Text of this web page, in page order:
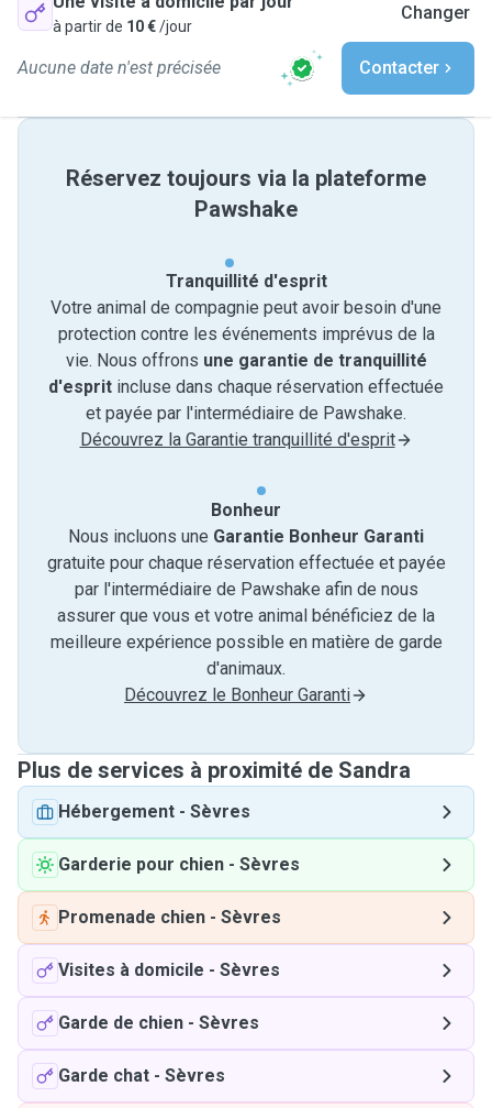
à partir de 10 €/jour
Changer
Aucune date n'est précisée Contacter
Réservez toujours via la plateforme
Pawshake
Tranquillité d'esprit
Votre animal de compagnie peut avoir besoin d'une
protection contre les événements imprévus de la
vie. Nous offrons une garantie de tranquillité
d'esprit incluse dans chaque réservation effectuée
et payée par l'intermédiaire de Pawshake.
Découvrez la Garantie tranquillité d'esprit
Bonheur
Nous incluons une Garantie Bonheur Garanti
gratuite pour chaque réservation effectuée et payée
par l'intermédiaire de Pawshake afin de nous
assurer que vous et votre animal bénéficiez de la
meilleure expérience possible en matière de garde
d'animaux.
Découvrez le Bonheur Garanti
Plus de services à proximité de Sandra
Hébergement - Sèvres
Garderie pour chien - Sèvres
Promenade chien - Sèvres
Visites à domicile - Sèvres
Garde de chien - Sèvres
Garde chat - Sèvres